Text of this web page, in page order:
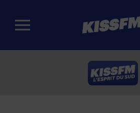
Passer au contenu principal